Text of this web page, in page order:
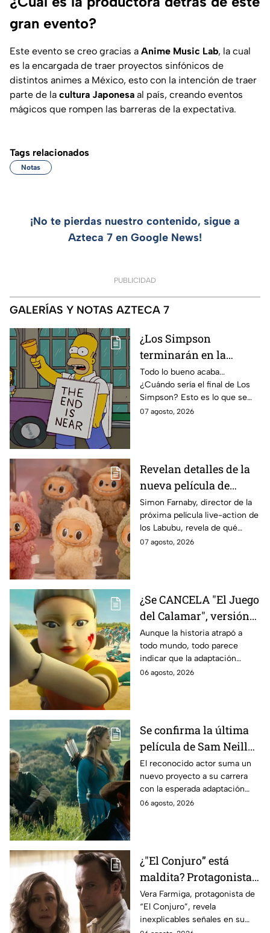
gran evento?
Este evento se creo gracias a Anime Music Lab, la cual
es la encargada de traer proyectos sinfónicos de
distintos animes a México, esto con la intención de traer
parte de la cultura Japonesa al país, creando eventos
mágicos que rompen las barreras de la expectativa.
Tags relacionados
Notas
¡No te pierdas nuestro contenido, sigue a
Azteca 7 en Google News!
PUBLICIDAD
GALERÍAS Y NOTAS AZTECA 7
¿Los Simpson
terminarán en la
temporada 40? Actriz
de Bart Simpson da
IMPACTANTE
declaración
Todo lo bueno acaba...
¿Cuándo sería el final de Los
Simpson? Esto es lo que se
sabe:
07 agosto, 2026
Revelan detalles de la
nueva película de
Labubu: de qué tratará
y cuándo se estrena
Simon Farnaby, director de la
próxima película live-action de
los Labubu, revela de qué
tratará la cinta. Aquí te
07 agosto, 2026
¿Se CANCELA "El Juego
del Calamar", versión
Estados Unidos? Esto
es lo que se sabe al
momento
Aunque la historia atrapó a
todo mundo, todo parece
indicar que la adaptación
podría ser cancelada:
06 agosto, 2026
Se confirma la última
película de Sam Neill
antes de morir: esto es
lo que se sabe hasta
ahora
El reconocido actor suma un
nuevo proyecto a su carrera
con la esperada adaptación
cinematográfica del popular
06 agosto, 2026
¿"El Conjuro” está
maldita? Protagonista
revela INQUIETANTES
señales en su cuerpo
durante la grabación de
Vera Farmiga, protagonista de
“El Conjuro”, revela
inexplicables señales en su